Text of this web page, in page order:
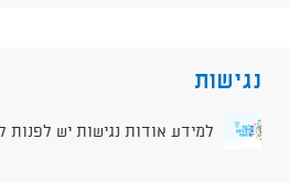
נגישות
למידע אודות נגישות יש לפנות